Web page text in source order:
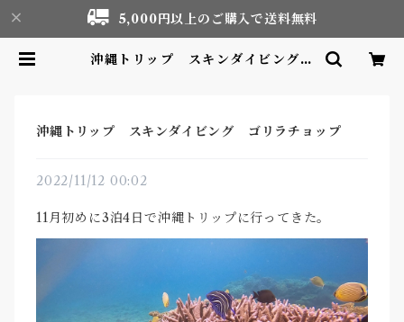
5,000円以上のご購入で送料無料
沖縄トリップ スキンダイビング
沖縄トリップ スキンダイビング ゴリラチョップ
2022/11/12 00:02
11月初めに3泊4日で沖縄トリップに行ってきた。